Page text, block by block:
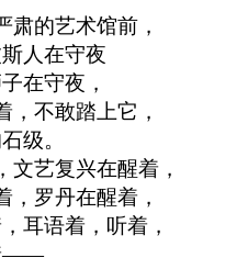
肃的艺术馆前，
人在守夜
在守夜，
，不敢踏上它，
级。
文艺复兴在醒着，
，罗丹在醒着，
耳语着，听着，
——